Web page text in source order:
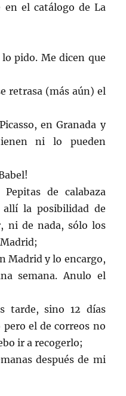
en el catálogo de La
pido. Me dicen que
retrasa (más aún) el
en Granada y
ni lo pueden
de calabaza
la posibilidad de
ni de nada, sólo los
Madrid y lo encargo,
semana. Anulo el
tarde, sino 12 días
el de correos no
ir a recogerlo;
después de mi